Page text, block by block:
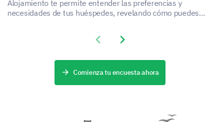
2
Alojamiento te permite entender las preferencias y
necesidades de tus huéspedes, revelando cómo puedes
Previous slide
Next slide
Comienza tu encuesta ahora